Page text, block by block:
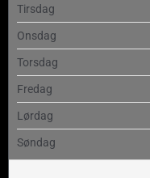
Tirsdag
Onsdag
Torsdag
Fredag
Lørdag
Søndag